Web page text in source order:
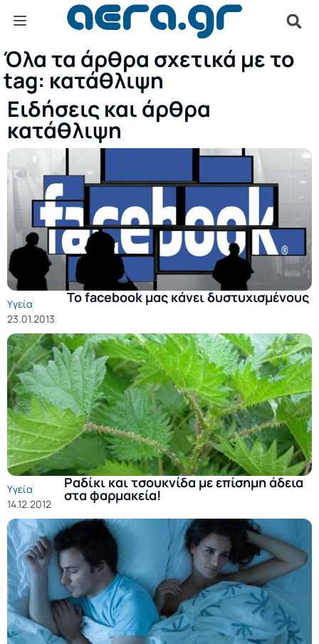
Όλα τα άρθρα σχετικά με το
tag: κατάθλιψη
Ειδήσεις και άρθρα
κατάθλιψη
Υγεία
23.01.2013
Το facebook μας κάνει δυστυχισμένους
Υγεία
14.12.2012
Ραδίκι και τσουκνίδα με επίσημη άδεια
στα φαρμακεία!